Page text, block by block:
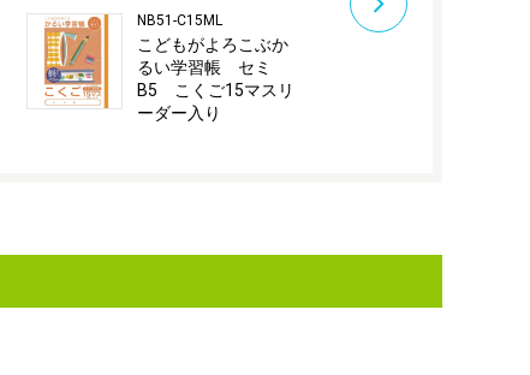
NB51-C15ML
こどもがよろこぶか
るい学習帳 セミ
B5 こくご15マスリ
ーダー入り